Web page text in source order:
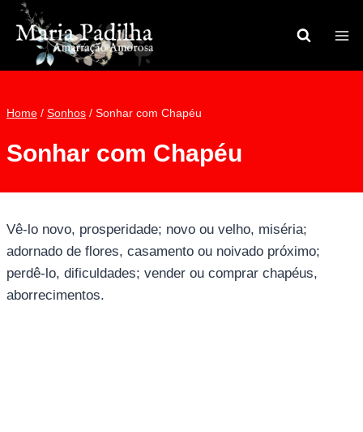
Pular
para
Conteúdo
Home / Sonhos / Sonhar com Chapéu
Sonhar com Chapéu
Vê-lo novo, prosperidade; novo ou velho, miséria;
adornado de flores, casamento ou noivado próximo;
perdê-lo, dificuldades; vender ou comprar chapéus,
aborrecimentos.